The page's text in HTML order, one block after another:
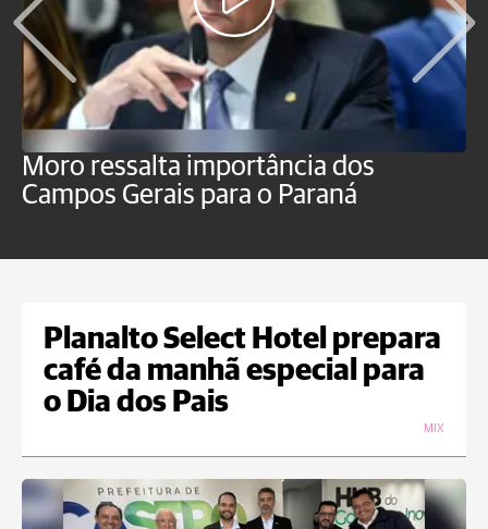
Moro ressalta importância dos
Campos Gerais para o Paraná
Planalto Select Hotel prepara
café da manhã especial para
o Dia dos Pais
MIX